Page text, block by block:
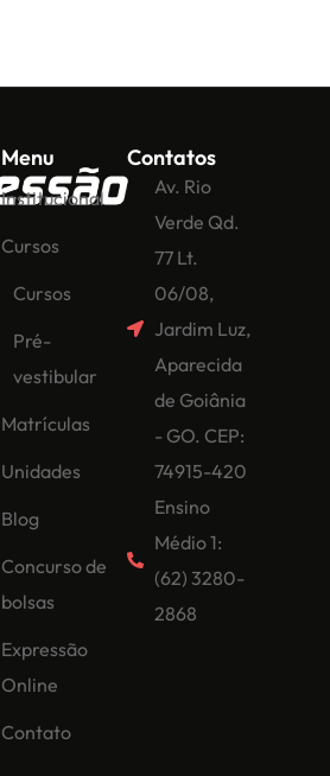
Menu
Institucional
Cursos
Cursos
Pré-
vestibular
Matrículas
Unidades
Blog
Concurso de
bolsas
Expressão
Online
Contato
Contatos
Av. Rio
Verde Qd.
77 Lt.
06/08,
Jardim Luz,
Aparecida
de Goiânia
- GO. CEP:
74915-420
Ensino
Médio 1:
(62) 3280-
2868